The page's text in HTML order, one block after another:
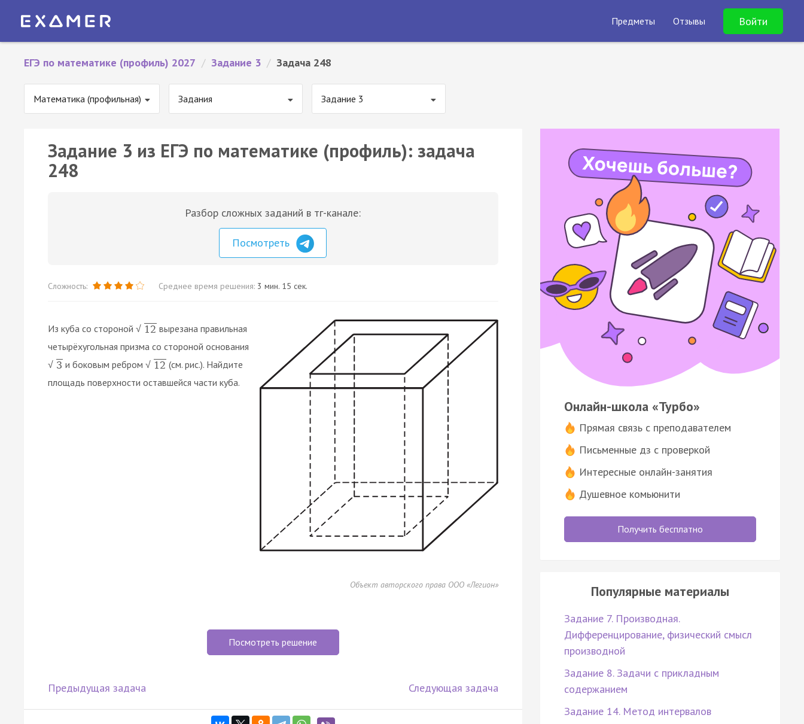
Предметы Отзывы Войти
ЕГЭ по математике (профиль) 2027 / Задание 3 / Задача 248
Математика (профильная) Задания Задание 3
Задание 3 из ЕГЭ по математике (профиль): задача
248
Разбор сложных заданий в тг-канале:
Посмотреть
Сложность: Среднее время решения: 3 мин. 15 сек.
Из куба со стороной √ 12 вырезана правильная
четырёхугольная призма со стороной основания
√ 3 и боковым ребром √ 12 (см. рис.). Найдите
площадь поверхности оставшейся части куба.
Объект авторского права ООО «Легион»
Посмотреть решение
Предыдущая задача Следующая задача
Онлайн-школа «Турбо»
Прямая связь с преподавателем
Письменные дз с проверкой
Интересные онлайн-занятия
Душевное комьюнити
Получить бесплатно
Популярные материалы
Задание 7. Производная.
Дифференцирование, физический смысл
производной
Задание 8. Задачи с прикладным
содержанием
Задание 14. Метод интервалов